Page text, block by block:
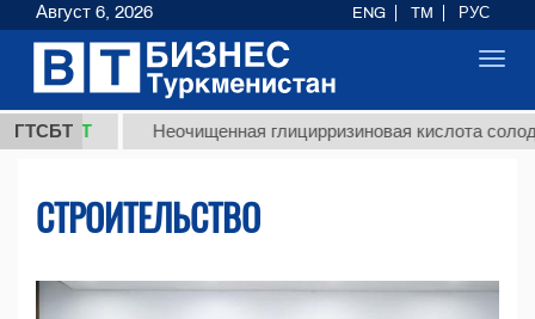
ГТСБТНеочищенная глицирризиновая кислота солодкового
СТРОИТЕЛЬСТВО
Август 6, 2026 ENG TM РУС